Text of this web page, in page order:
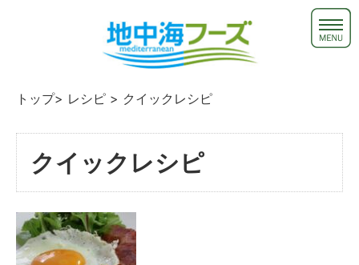
トップ> レシピ > クイックレシピ
クイックレシピ